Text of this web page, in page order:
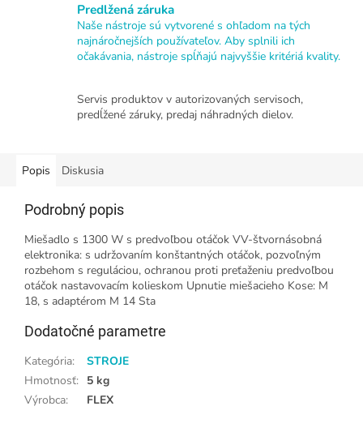
Predlžená záruka
Naše nástroje sú vytvorené s ohľadom na tých
najnáročnejších používateľov. Aby splnili ich
očakávania, nástroje spĺňajú najvyššie kritériá kvality.
Servis produktov v autorizovaných servisoch,
predĺžené záruky, predaj náhradných dielov.
Popis Diskusia
Podrobný popis
Miešadlo s 1300 W s predvoľbou otáčok VV-štvornásobná
elektronika: s udržovaním konštantných otáčok, pozvoľným
rozbehom s reguláciou, ochranou proti preťaženiu predvoľbou
otáčok nastavovacím kolieskom Upnutie miešacieho Kose: M
18, s adaptérom M 14 Sta
Dodatočné parametre
Kategória:
STROJE
Hmotnosť: 5 kg
Výrobca: FLEX